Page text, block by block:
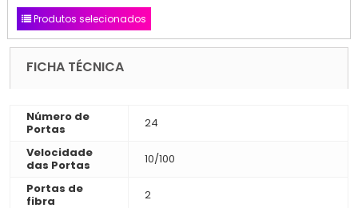
Produtos selecionados
FICHA TÉCNICA
Número de
Portas
24
Velocidade
das Portas
10/100
Portas de
fibra
2